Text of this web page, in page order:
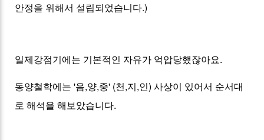
안정을 위해서 설립되었습니다.)
일제강점기에는 기본적인 자유가 억압당했잖아요.
동양철학에는 '음,양,중' (천,지,인) 사상이 있어서 순서대
로 해석을 해보았습니다.